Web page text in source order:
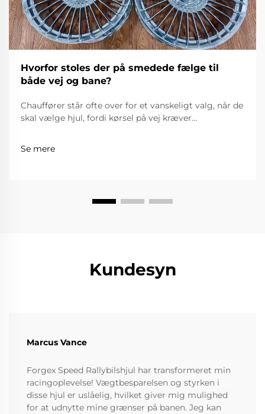
Hvorfor stoles der på smedede fælge til
både vej og bane?
Chauffører står ofte over for et vanskeligt valg, når de
skal vælge hjul, fordi kørsel på vej kræver
letvægt, styrke og præcision. Smedede hjul...
Se mere
Kundesyn
Marcus Vance
Forgex Speed Rallybilshjul har transformeret min
racingoplevelse! Vægtbesparelsen og styrken i
disse hjul er uslåelig, hvilket giver mig mulighed
for at udnytte mine grænser på banen. Jeg kan